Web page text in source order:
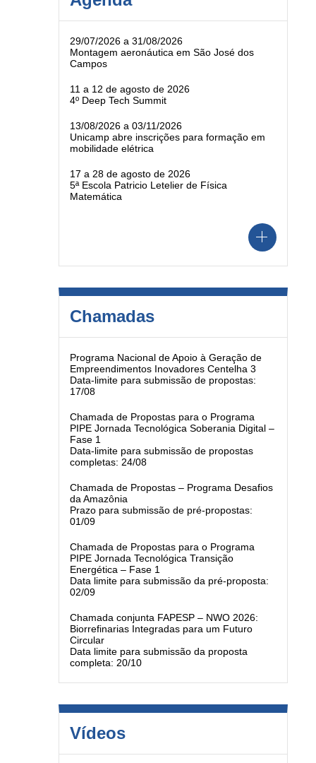
29/07/2026 a 31/08/2026
Montagem aeronáutica em São José dos
Campos
11 a 12 de agosto de 2026
4º Deep Tech Summit
13/08/2026 a 03/11/2026
Unicamp abre inscrições para formação em
mobilidade elétrica
17 a 28 de agosto de 2026
5ª Escola Patricio Letelier de Física
Matemática
Chamadas
Programa Nacional de Apoio à Geração de
Empreendimentos Inovadores Centelha 3
Data-limite para submissão de propostas:
17/08
Chamada de Propostas para o Programa
PIPE Jornada Tecnológica Soberania Digital –
Fase 1
Data-limite para submissão de propostas
completas: 24/08
Chamada de Propostas – Programa Desafios
da Amazônia
Prazo para submissão de pré-propostas:
01/09
Chamada de Propostas para o Programa
PIPE Jornada Tecnológica Transição
Energética – Fase 1
Data limite para submissão da pré-proposta:
02/09
Chamada conjunta FAPESP – NWO 2026:
Biorrefinarias Integradas para um Futuro
Circular
Data limite para submissão da proposta
completa: 20/10
Vídeos